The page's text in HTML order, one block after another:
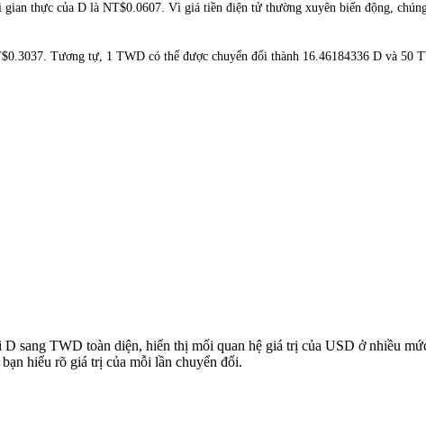
thực của D là NT$0.0607. Vì giá tiền điện tử thường xuyên biến động,
Tương tự, 1 TWD có thể được chuyển đổi thành 16.46184336 D và 50
sang TWD toàn diện, hiển thị mối quan hệ giá trị của USD ở nhiều
hiểu rõ giá trị của mỗi lần chuyển đổi.